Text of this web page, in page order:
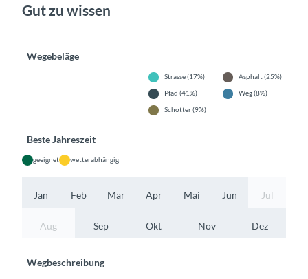
Gut zu wissen
Wegebeläge
Strasse (17%)
Asphalt (25%)
Pfad (41%)
Weg (8%)
Schotter (9%)
Beste Jahreszeit
geeignet wetterabhängig
Jan Feb Mär Apr Mai Jun Jul
Aug Sep Okt Nov Dez
Wegbeschreibung